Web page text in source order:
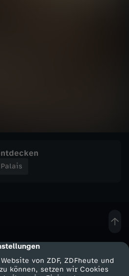
von ZDF, ZDFheute und
können, setzen wir Cookies